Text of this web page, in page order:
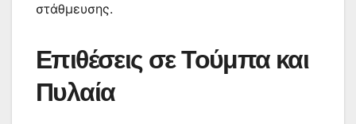
στάθμευσης.
Επιθέσεις σε Τούμπα και
Πυλαία